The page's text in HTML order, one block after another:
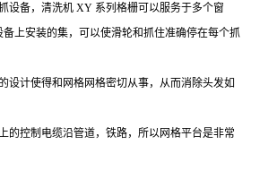
设备，清洗机 XY 系列格栅可以服务于多个窗
上安装的集，可以使滑轮和抓住准确停在每个抓
设计使得和网格网格密切从事，从而消除头发如
的控制电缆沿管道，铁路，所以网格平台是非常